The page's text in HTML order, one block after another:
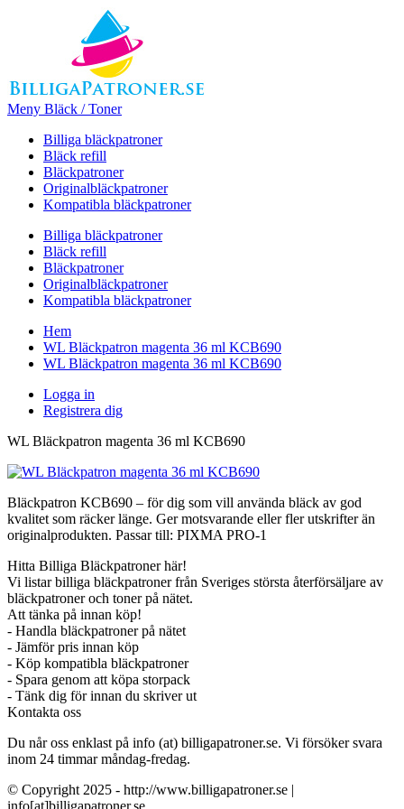
Meny Bläck / Toner
Billiga bläckpatroner
Bläck refill
Bläckpatroner
Originalbläckpatroner
Kompatibla bläckpatroner
Billiga bläckpatroner
Bläck refill
Bläckpatroner
Originalbläckpatroner
Kompatibla bläckpatroner
Hem
WL Bläckpatron magenta 36 ml KCB690
WL Bläckpatron magenta 36 ml KCB690
Logga in
Registrera dig
WL Bläckpatron magenta 36 ml KCB690
Bläckpatron KCB690 – för dig som vill använda bläck av god
kvalitet som räcker länge. Ger motsvarande eller fler utskrifter än
originalprodukten. Passar till: PIXMA PRO-1
Hitta Billiga Bläckpatroner här!
Vi listar billiga bläckpatroner från Sveriges största återförsäljare av
bläckpatroner och toner på nätet.
Att tänka på innan köp!
- Handla bläckpatroner på nätet
- Jämför pris innan köp
- Köp kompatibla bläckpatroner
- Spara genom att köpa storpack
- Tänk dig för innan du skriver ut
Kontakta oss
Du når oss enklast på info (at) billigapatroner.se. Vi försöker svara
inom 24 timmar måndag-fredag.
© Copyright 2025 - http://www.billigapatroner.se |
info[at]billigapatroner.se